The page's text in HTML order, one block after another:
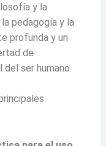
y la
pedagogía y la
profunda y un
de
ser humano.